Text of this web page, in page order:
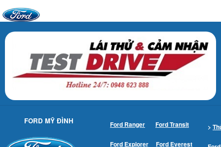
FORD MỸ ĐÌNH Ford Ranger Ford Transit
Ford Explorer Ford Everest
>